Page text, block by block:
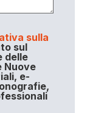
sulla
sul
delle
Nuove
e-